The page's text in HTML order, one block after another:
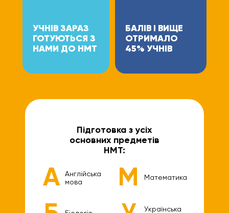
УЧНІВ ЗАРАЗ
ГОТУЮТЬСЯ З
НАМИ ДО НМТ
БАЛІВ І ВИЩЕ
ОТРИМАЛО
45% УЧНІВ
Підготовка з усіх
основних предметів
НМТ:
Математика
М
Українська
Англійська
мова
А